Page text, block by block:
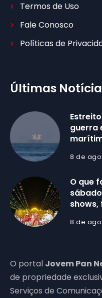
Termos de Uso
Fale Conosco
Políticas de
Últimas
guerra
8 de
O que
8 de
O portal Jovem Pan
de propriedade
Serviços de